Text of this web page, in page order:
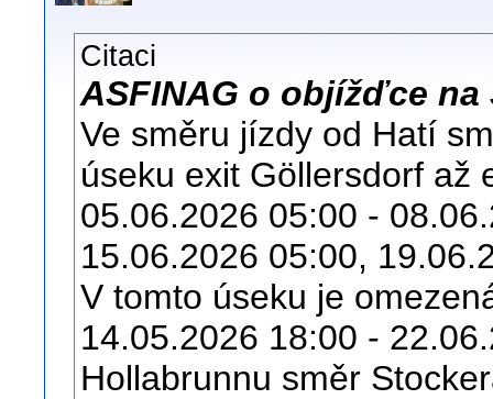
Citaci
ASFINAG o objížďce
Ve směru jízdy od Hatí
úseku exit Göllersdorf až
05.06.2026 05:00 -
15.06.2026 05:00,
V tomto úseku je
14.05.2026 18:00 -
Hollabrunnu směr